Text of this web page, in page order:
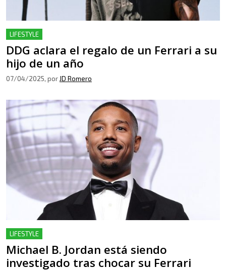
LIFESTYLE
DDG aclara el regalo de un Ferrari a su
hijo de un año
07/04/2025, por JD Romero
LIFESTYLE
Michael B. Jordan está siendo
investigado tras chocar su Ferrari